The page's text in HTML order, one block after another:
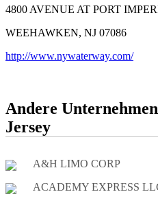
4800 AVENUE AT PORT
WEEHAWKEN, NJ 07086
http://www.nywaterway.com/
Andere
Jersey
A&H LIMO CORP
ACADEMY EXPRESS